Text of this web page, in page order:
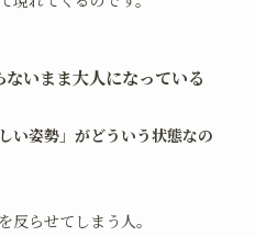
いまま大人になっている
い姿勢」がどういう状態なの
反らせてしまう人。